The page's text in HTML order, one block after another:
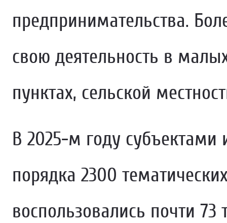
предпринимательства.
свою деятельность в
пунктах, сельской
В 2025-м году субъектами
порядка 2300
воспользовались почти